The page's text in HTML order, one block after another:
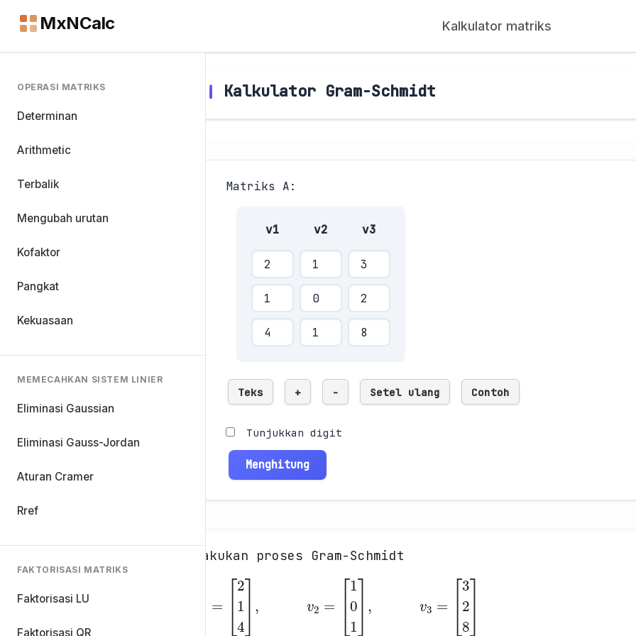
MxNCalc Kalkulator matriks
OPERASI MATRIKS
Determinan
Arithmetic
Terbalik
Mengubah urutan
Kofaktor
Pangkat
Kekuasaan
MEMECAHKAN SISTEM LINIER
Eliminasi Gaussian
Eliminasi Gauss-Jordan
Aturan Cramer
Rref
FAKTORISASI MATRIKS
Faktorisasi LU
Faktorisasi QR
Kalkulator Gram-Schmidt
Matriks A:
v1 v2 v3
Teks + - Setel ulang Contoh
Tunjukkan digit
Menghitung
Lakukan proses Gram-Schmidt